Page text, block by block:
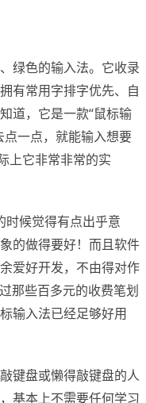
绿色的输入法。它收录
有常用字排字优先、自
道，它是一款“鼠标输
点一点，就能输入想要
上它非常非常的实
时候觉得有点出乎意
的做得要好！而且软件
爱好开发，不由得对作
那些百多元的收费笔划
输入法已经足够好用
键盘或懒得敲键盘的人
基本上不需要任何学习